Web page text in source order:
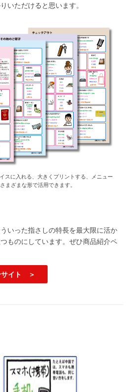
いただけると思います。
スに入れる、大きくプリントする、メニュー
まざまな形で活用できます。
いった指さしの特長を最大限に活か
ものにしています。ぜひ商品紹介ペ
サイト ＞